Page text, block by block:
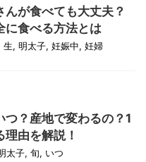
んが食べても大丈夫？
に食べる方法とは
生, 明太子, 妊娠中, 妊婦
つ？産地で変わるの？1
由を解説！
太子, 旬, いつ